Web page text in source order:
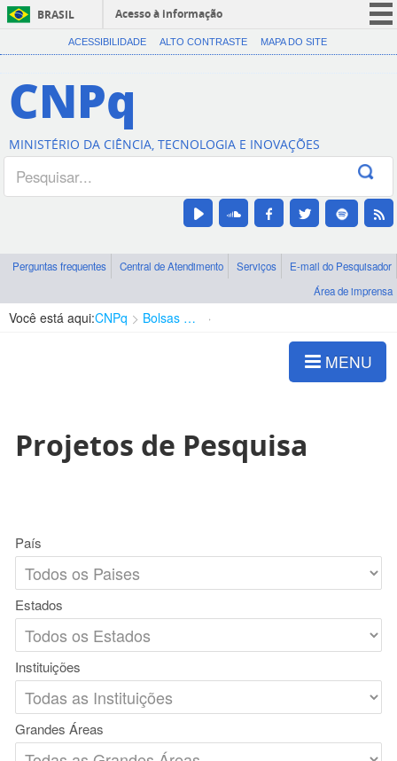
BRASIL
Acesso à informação
CORONAVÍRUS (COVID-19)
Canais
ACESSIBILIDADE ALTO CONTRASTE MAPA DO SITE
CNPq
MINISTÉRIO DA CIÊNCIA, TECNOLOGIA E INOVAÇÕES
Perguntas frequentes Central de Atendimento Serviços
E-mail do Pesquisador
Área de imprensa
Você está aqui:CNPq Bolsas e Auxílios Vigentes
MENU
Projetos de Pesquisa
País
Estados
Instituições
Grandes Áreas